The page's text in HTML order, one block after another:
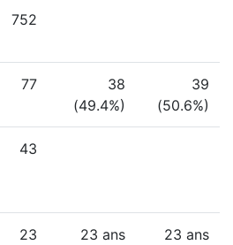
752
77
38
(49.4%)
39
(50.6%)
43
23
23 ans 23 ans